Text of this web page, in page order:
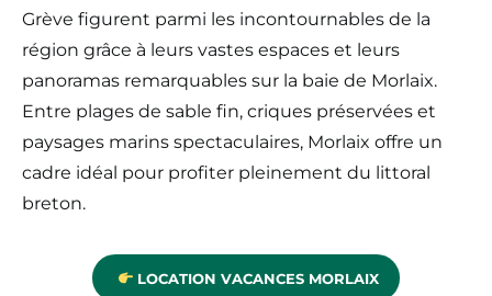
Grève figurent parmi les incontournables de la
région grâce à leurs vastes espaces et leurs
panoramas remarquables sur la baie de Morlaix.
Entre plages de sable fin, criques préservées et
paysages marins spectaculaires, Morlaix offre un
cadre idéal pour profiter pleinement du littoral
breton.
LOCATION VACANCES MORLAIX